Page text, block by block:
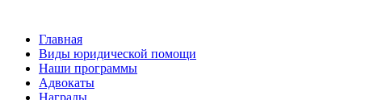
Главная
Виды юридической помощи
Наши программы
Адвокаты
Награды